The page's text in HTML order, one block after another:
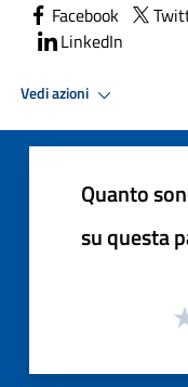
Facebook
LinkedIn
Vedi azioni
Quanto
su questa